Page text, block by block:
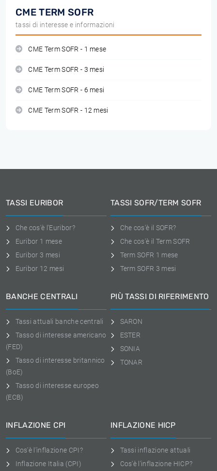
CME TERM SOFR
tassi di interesse e informazioni
CME Term SOFR - 1 mese
CME Term SOFR - 3 mesi
CME Term SOFR - 6 mesi
CME Term SOFR - 12 mesi
TASSI EURIBOR
Che cos'è l'Euribor?
Euribor 1 mese
Euribor 3 mesi
Euribor 12 mesi
TASSI SOFR/TERM SOFR
Che cos'è il SOFR?
Che cos'è il Term SOFR
Term SOFR 1 mese
Term SOFR 3 mesi
BANCHE CENTRALI
Tassi attuali banche centrali
Tasso di interesse americano
(FED)
Tasso di interesse britannico
(BoE)
Tasso di interesse europeo
(ECB)
PIÙ TASSI DI RIFERIMENTO
SARON
ESTER
SONIA
TONAR
INFLAZIONE CPI
Cos'è l'inflazione CPI?
Inflazione Italia (CPI)
INFLAZIONE HICP
Tassi inflazione attuali
Cos'è l'inflazione HICP?